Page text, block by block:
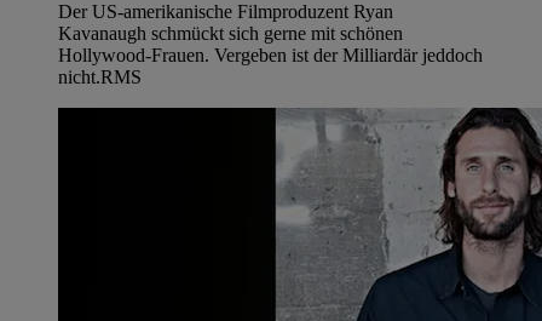
Der US-amerikanische Filmproduzent Ryan
Kavanaugh schmückt sich gerne mit schönen
Hollywood-Frauen. Vergeben ist der Milliardär jeddoch
nicht.RMS